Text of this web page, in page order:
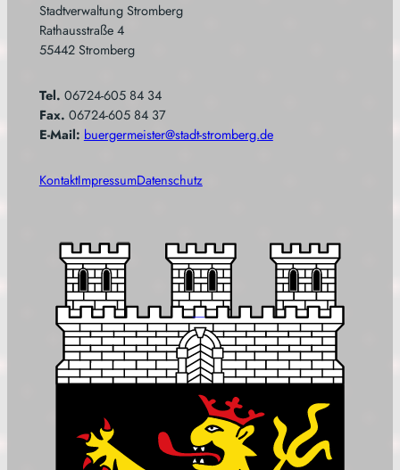
Stadtverwaltung Stromberg
Rathausstraße 4
55442 Stromberg
Tel. 06724-605 84 34
Fax. 06724-605 84 37
E-Mail: buergermeister@stadt-stromberg.de
KontaktImpressumDatenschutz